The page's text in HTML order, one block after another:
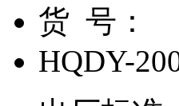
货 号：
HQDY-